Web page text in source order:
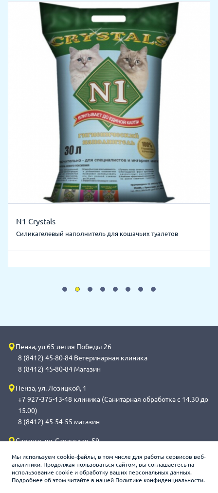
Мы используем cookie-файлы, в том числе для работы сервисов веб-
аналитики. Продолжая пользоваться сайтом, вы соглашаетесь на
использование cookie и обработку ваших персональных данных.
Подробнее об этом читайте в нашей Политике конфиденциальности.
N1 Crystals
Силикагелевый наполнитель для кошачьих туалетов
Пенза, ул 65-летия Победы 26
8 (8412) 45-80-84 Ветеринарная клиника
8 (8412) 45-80-84 Магазин
Пенза, ул. Лозицкой, 1
+7 927-375-13-48 клиника (Санитарная обработка с 14.30 до
15.00)
8 (8412) 45-54-55 магазин
Саранск, ул. Саранская, 59
обработка с 14.00 до 14.30)
8 (8342) 272-275 магазин